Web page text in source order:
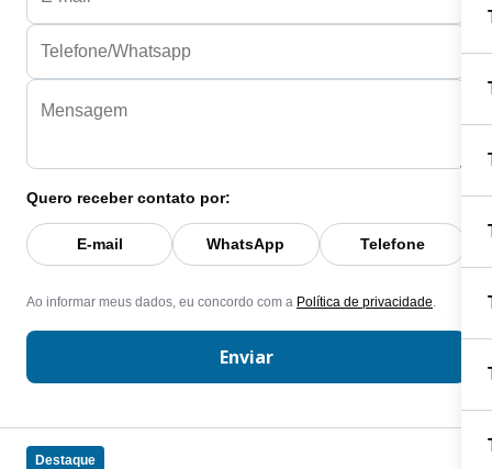
Destaque
Quero receber contato por:
E-mail WhatsApp Telefone
Ao informar meus dados, eu concordo com a Política de privacidade
Enviar